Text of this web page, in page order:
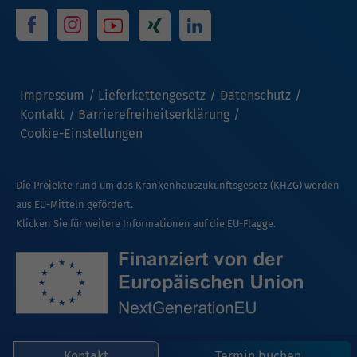
Impressum Lieferkettengesetz
Datenschutz
Kontakt
Barrierefreiheitserklärung
Cookie-Einstellungen
Die Projekte rund um das Krankenhauszukunftsgesetz (KHZG) werden
aus EU-Mitteln gefördert.
Klicken Sie für weitere Informationen auf die EU-Flagge.